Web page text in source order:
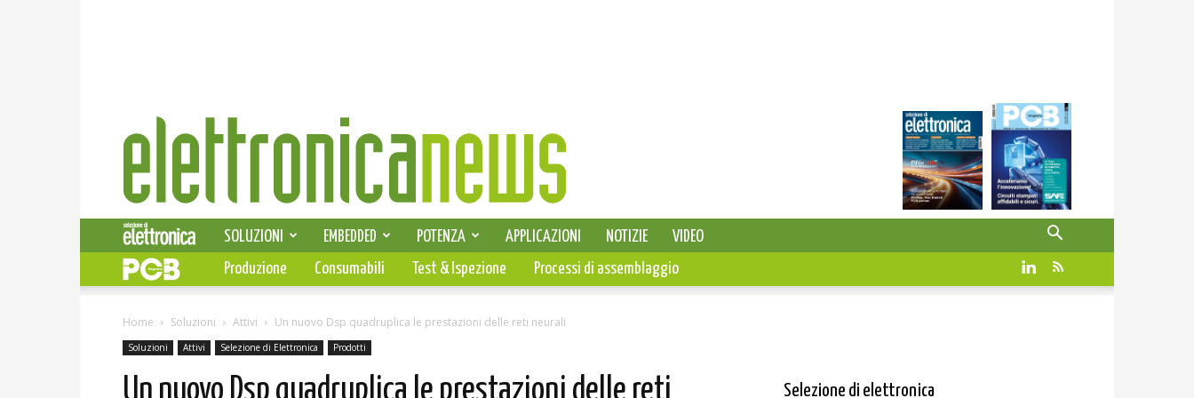
Elettronica
News
SELEZIONE DI ELETTRONICA
SOLUZIONI EMBEDDED POTENZA APPLICAZIONI NOTIZIE
VIDEO
PCB
Produzione Consumabili Test & Ispezione Processi di assemblaggio
Home Soluzioni Attivi Un nuovo Dsp quadruplica le prestazioni delle reti neurali
Soluzioni Attivi Selezione di Elettronica Prodotti
Un nuovo Dsp quadruplica le prestazioni delle reti Selezione di elettronica